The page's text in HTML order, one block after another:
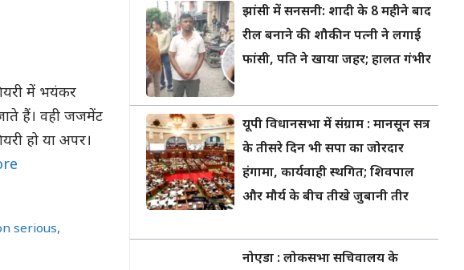
में भयंकर
हैं। वही जजमेंट
हो या अपर।
serious,
झांसी में सनसनी: शादी के 8 महीने बाद
रील बनाने की शौकीन पत्नी ने लगाई
फांसी, पति ने खाया जहर; हालत गंभीर
यूपी विधानसभा में संग्राम : मानसून सत्र
के तीसरे दिन भी सपा का जोरदार
हंगामा, कार्यवाही स्थगित; शिवपाल
और मौर्य के बीच तीखे जुबानी तीर
नोएडा : लोकसभा सचिवालय के